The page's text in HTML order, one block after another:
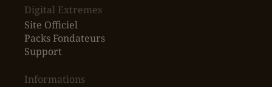
Digital Extremes
Site Officiel
Packs Fondateurs
Support
Informations